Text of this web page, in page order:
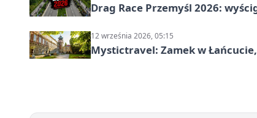
Drag Race Przemyśl 2026:
12 września 2026, 05:15
Mystictravel: Zamek w